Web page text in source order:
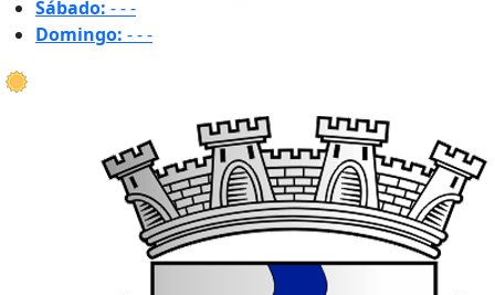
Sábado: ---
Domingo: ---